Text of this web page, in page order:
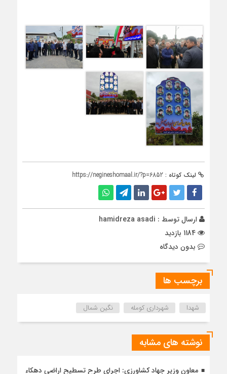
لینک کوتاه : https://negineshomaal.ir/?p=6852
ارسال توسط : hamidreza asadi
بدون دیدگاه
برچسب ها
شهدا شهرداری کومله نگین شمال
نوشته های مشابه
معاون وزیر جهاد کشاورزی: اجرای طرح تسطیح اراضی دهکاء